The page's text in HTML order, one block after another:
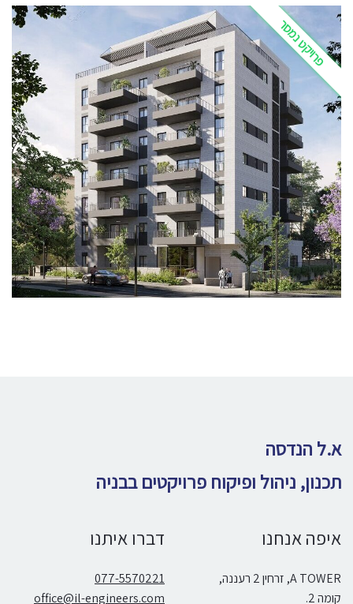
פרויקט נמסר
א.ל הנדסה
תכנון, ניהול ופיקוח פרויקטים בבניה
איפה אנחנו
A TOWER, זרחין 2 רעננה,
קומה 2.
דברו איתנו
077-5570221
office@il-engineers.com